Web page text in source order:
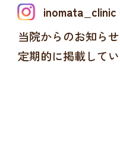
inomata_clinic
当院からのお知ら
定期的に掲載してい